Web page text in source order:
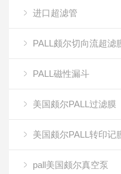
进口超滤管
PALL颇尔切向流超滤
PALL磁性漏斗
美国颇尔PALL过滤膜
美国颇尔PALL转印记
pall美国颇尔真空泵